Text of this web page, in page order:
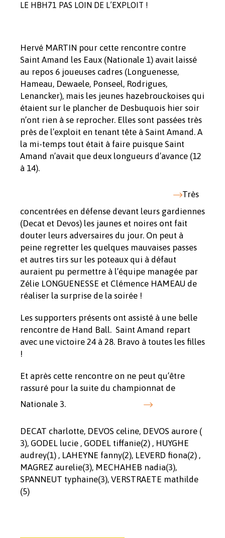
LE HBH71 PAS LOIN DE L’EXPLOIT !
Hervé MARTIN pour cette rencontre contre
Saint Amand les Eaux (Nationale 1) avait laissé
au repos 6 joueuses cadres (Longuenesse,
Hameau, Dewaele, Ponseel, Rodrigues,
Lenancker), mais les jeunes hazebrouckoises qui
étaient sur le plancher de Desbuquois hier soir
n’ont rien à se reprocher. Elles sont passées très
près de l’exploit en tenant tête à Saint Amand. A
la mi-temps tout était à faire puisque Saint
Amand n’avait que deux longueurs d’avance (12
à 14).
Très
concentrées en défense devant leurs gardiennes
(Decat et Devos) les jaunes et noires ont fait
douter leurs adversaires du jour. On peut à
peine regretter les quelques mauvaises passes
et autres tirs sur les poteaux qui à défaut
auraient pu permettre à l’équipe managée par
Zélie LONGUENESSE et Clémence HAMEAU de
réaliser la surprise de la soirée !
Les supporters présents ont assisté à une belle
rencontre de Hand Ball. Saint Amand repart
avec une victoire 24 à 28. Bravo à toutes les filles
!
Et après cette rencontre on ne peut qu’être
rassuré pour la suite du championnat de
Nationale 3.
DECAT charlotte, DEVOS celine, DEVOS aurore (
3), GODEL lucie , GODEL tiffanie(2) , HUYGHE
audrey(1) , LAHEYNE fanny(2), LEVERD fiona(2) ,
MAGREZ aurelie(3), MECHAHEB nadia(3),
SPANNEUT typhaine(3), VERSTRAETE mathilde
(5)